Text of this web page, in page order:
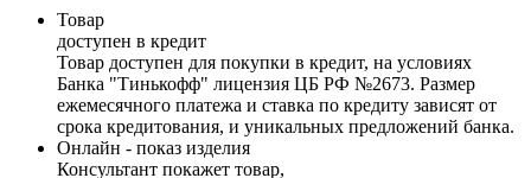
Товар
доступен в кредит
Товар доступен для покупки в кредит, на условиях
Банка "Тинькофф" лицензия ЦБ РФ №2673. Размер
ежемесячного платежа и ставка по кредиту зависят от
срока кредитования, и уникальных предложений банка.
Онлайн - показ изделия
Консультант покажет товар,